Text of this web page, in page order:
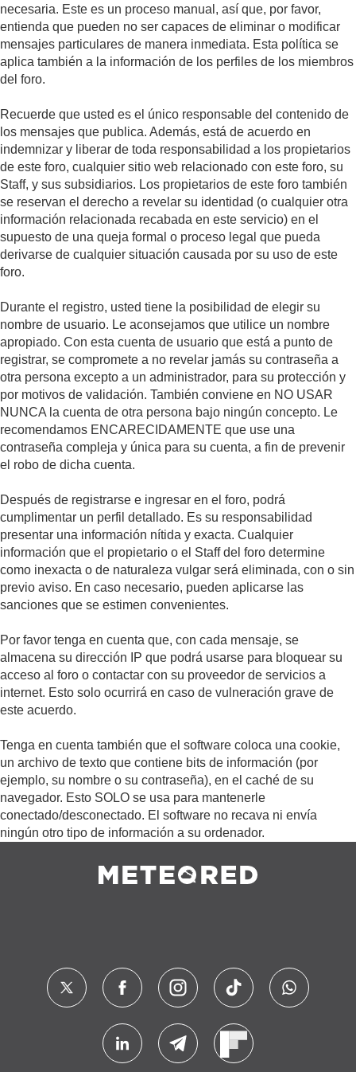
necesaria. Este es un proceso manual, así que, por favor,
entienda que pueden no ser capaces de eliminar o modificar
mensajes particulares de manera inmediata. Esta política se
aplica también a la información de los perfiles de los miembros
del foro.
Recuerde que usted es el único responsable del contenido de
los mensajes que publica. Además, está de acuerdo en
indemnizar y liberar de toda responsabilidad a los propietarios
de este foro, cualquier sitio web relacionado con este foro, su
Staff, y sus subsidiarios. Los propietarios de este foro también
se reservan el derecho a revelar su identidad (o cualquier otra
información relacionada recabada en este servicio) en el
supuesto de una queja formal o proceso legal que pueda
derivarse de cualquier situación causada por su uso de este
foro.
Durante el registro, usted tiene la posibilidad de elegir su
nombre de usuario. Le aconsejamos que utilice un nombre
apropiado. Con esta cuenta de usuario que está a punto de
registrar, se compromete a no revelar jamás su contraseña a
otra persona excepto a un administrador, para su protección y
por motivos de validación. También conviene en NO USAR
NUNCA la cuenta de otra persona bajo ningún concepto. Le
recomendamos ENCARECIDAMENTE que use una
contraseña compleja y única para su cuenta, a fin de prevenir
el robo de dicha cuenta.
Después de registrarse e ingresar en el foro, podrá
cumplimentar un perfil detallado. Es su responsabilidad
presentar una información nítida y exacta. Cualquier
información que el propietario o el Staff del foro determine
como inexacta o de naturaleza vulgar será eliminada, con o sin
previo aviso. En caso necesario, pueden aplicarse las
sanciones que se estimen convenientes.
Por favor tenga en cuenta que, con cada mensaje, se
almacena su dirección IP que podrá usarse para bloquear su
acceso al foro o contactar con su proveedor de servicios a
internet. Esto solo ocurrirá en caso de vulneración grave de
este acuerdo.
Tenga en cuenta también que el software coloca una cookie,
un archivo de texto que contiene bits de información (por
ejemplo, su nombre o su contraseña), en el caché de su
navegador. Esto SOLO se usa para mantenerle
conectado/desconectado. El software no recava ni envía
ningún otro tipo de información a su ordenador.